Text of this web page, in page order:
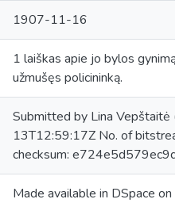
1907-11-16
1 laiškas apie jo bylos gynimą
užmušęs policininką.
Submitted by Lina Vepštaitė
13T12:59:17Z No. of
checksum:
Made available in DSpace on